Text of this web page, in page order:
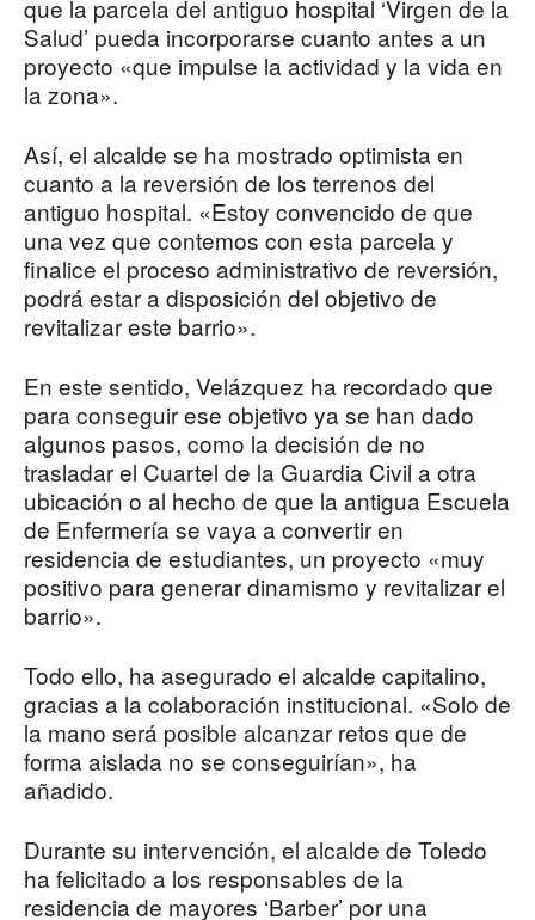
que la parcela del antiguo hospital ‘Virgen de la
Salud’ pueda incorporarse cuanto antes a un
proyecto «que impulse la actividad y la vida en
la zona».
Así, el alcalde se ha mostrado optimista en
cuanto a la reversión de los terrenos del
antiguo hospital. «Estoy convencido de que
una vez que contemos con esta parcela y
finalice el proceso administrativo de reversión,
podrá estar a disposición del objetivo de
revitalizar este barrio».
En este sentido, Velázquez ha recordado que
para conseguir ese objetivo ya se han dado
algunos pasos, como la decisión de no
trasladar el Cuartel de la Guardia Civil a otra
ubicación o al hecho de que la antigua Escuela
de Enfermería se vaya a convertir en
residencia de estudiantes, un proyecto «muy
positivo para generar dinamismo y revitalizar el
barrio».
Todo ello, ha asegurado el alcalde capitalino,
gracias a la colaboración institucional. «Solo de
la mano será posible alcanzar retos que de
forma aislada no se conseguirían», ha
añadido.
Durante su intervención, el alcalde de Toledo
ha felicitado a los responsables de la
residencia de mayores ‘Barber’ por una